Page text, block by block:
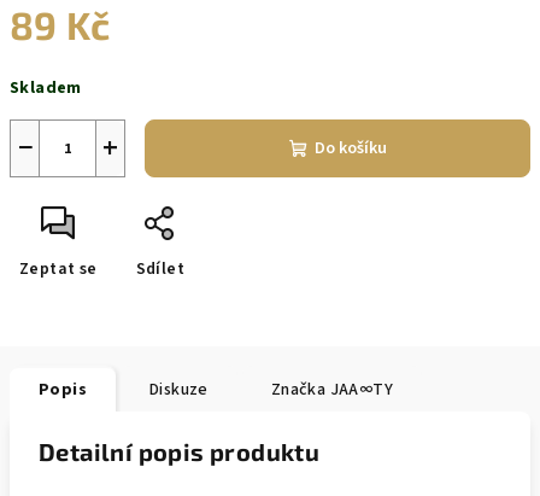
89 Kč
cena:
Skladem
+
− Do košíku
Zeptat se Sdílet
Popis Diskuze Značka JAA∞TY
Detailní popis produktu